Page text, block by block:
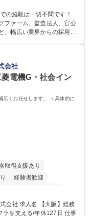
精通し、複数の専門性を
ロー
アを形成していただきま
部門でご活躍いただきま
しては、別途その他労働条
の経験は一切不問です！
ファーム、監査法人、官公
、幅広い業界からの採用実
ンシャル採用（第2新
。新たな時代を見据え
つける役割を担いたい、と
会社
菱電機G・社会イン
広くお任せします。 ＜具体的に
取得支援あり
経験者歓迎
社宅あり 食事補助あり
】総務
支える/年休127日 仕事